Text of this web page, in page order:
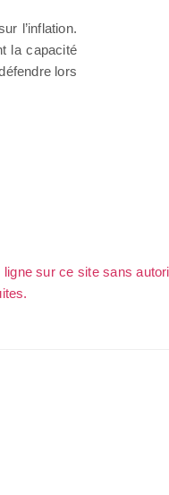
l’inflation.
la capacité
lors
sur ce site sans